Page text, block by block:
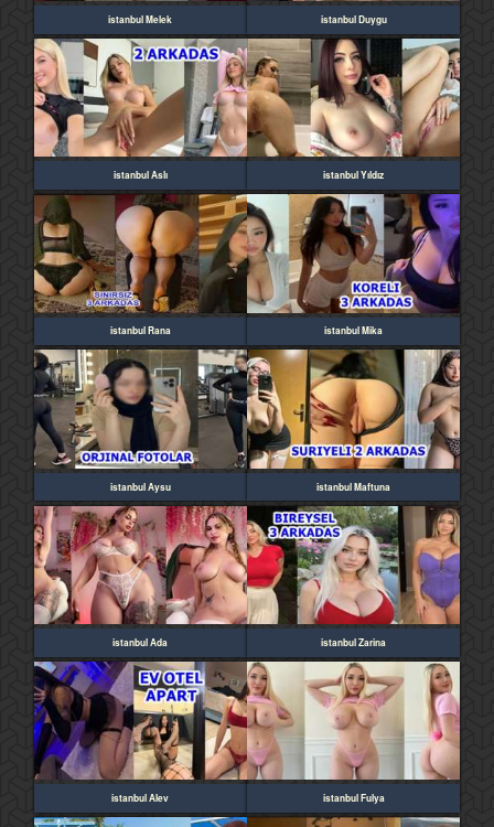
istanbul Melek istanbul Duygu
istanbul Aslı istanbul Yıldız
istanbul Rana istanbul Mika
istanbul Aysu istanbul Maftuna
istanbul Ada istanbul Zarina
istanbul Alev istanbul Fulya